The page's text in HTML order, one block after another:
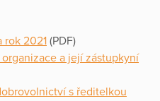
rok 2021 (PDF)
a její zástupkyní
s ředitelkou